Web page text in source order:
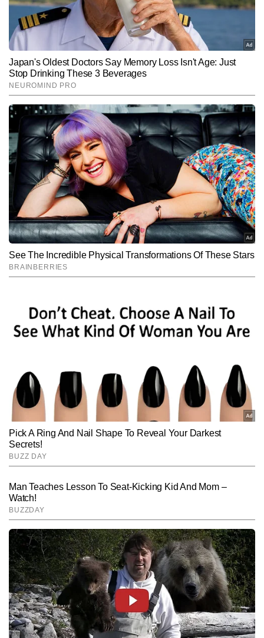
Hindi NewsTravel
प्रभात शर्मा AUTHOR
प्रभात शर्मा टाइम्स नाउ हिंदी डिजिटल के फीचर डेस्क में कार्यरत ट्रैवल और
लाइफस्टाइल राइटर हैं। यात्राओं के प्रति उनका गहरा जुनून और नई जगहों को
समझने–परखने की क्षमता उनकी लेखन शैली को बेहद जीवंत और पाठकों से जोड़ने
वाली बनाती है। वे ऑफबीट डेस्टिनेशन, लोकल कल्चर, हेरिटेज साइट्स, रोड
ट्रिप्स, फूड जर्नी और बजट ट्रैवल जैसे विषयों पर मजबूत पकड़ रखते हैं। प्रभात
की स्टोरीज़ सिर्फ जानकारी नहीं देतीं, बल्कि यात्रा के माहौल, भाव और अनुभव को
भी महसूस कराती हैं। अब तक 7,000 से अधिक कंटेंट लिख चुके प्रभात अपनी
सहज भाषा, प्रामाणिक जानकारी और अनुभव-आधारित दृष्टिकोण के लिए जाने जाते
हैं।
और पढ़ें
Follow Us:
Subscribe to our daily Newsletter!
SUBMIT